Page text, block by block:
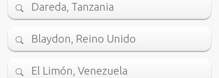
Dareda, Tanzania
Blaydon, Reino Unido
El Limón, Venezuela